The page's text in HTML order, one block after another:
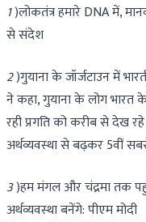
1)लोकतंत्र हमारे DNA में,
से संदेश
2)गुयाना के जॉर्जटाउन में
ने कहा, गुयाना के लोग भारत
रही प्रगति को करीब से देख
अर्थव्यवस्था से बढ़कर 5वीं
3)हम मंगल और चंद्रमा तक
अर्थव्यवस्था बनेंगे: पीएम मोदी